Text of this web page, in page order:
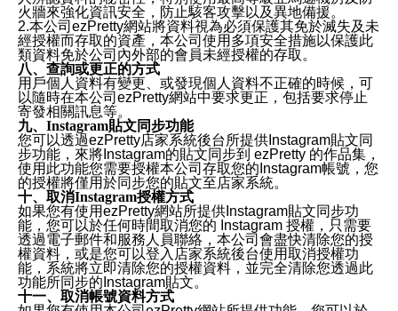
火牆來強化資訊安全，防止駭客攻擊以及異地備援。
2.本公司ezPretty網站將資料視為必須保護其免於滅失及未
經授權而存取的資產，本公司使用多項安全措施以保護此
類資料免於公司內外部的會員未經授權的存取。
八、查詢或更正的方式
用戶個人資料有變更、或發現個人資料不正確的時候，可
以隨時在本公司ezPretty網站中要求更正，包括要求停止
寄發相關訊息等。
九、Instagram貼文同步功能
您可以透過ezPretty店家系統後台所提供Instagram貼文同
步功能，來將Instagram的貼文同步到 ezPretty 的作品集，
使用此功能您需要授權本公司存取您的Instagram帳號，您
的授權將僅用於同步您的貼文至店家系統。
十、取消Instagram授權方式
如果您有使用ezPretty網站所提供Instagram貼文同步功
能，您可以於任何時間取消您的 Instagram 授權，只需要
透過電子郵件和服務人員聯絡，本公司會盡快清除您的授
權資料，或是您可以登入店家系統後台使用取消授權功
能，系統將立即清除您的授權資料，並完全清除您透過此
功能所同步的Instagram貼文。
十一、取消帳號資料方式